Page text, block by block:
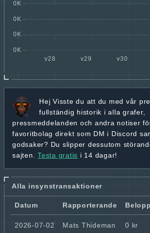
Hej Visste du att du med vår
fullständig historik i alla grafer,
pressmeddelanden och andra notiser
favoritbolag direkt som DM i Discord
godsaker? Du slipper dessutom
sajten. Testa gratis i 14 dagar!
Alla insynstransaktioner
Datum Rapporterande Belopp
2026-07-02 Mats Thideman 0 kr